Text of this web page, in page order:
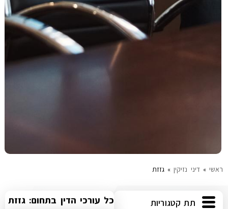
ראשי »דיני נזיקין»גזזת
תת קטגוריות כל עורכי הדין בתחום: גזזת